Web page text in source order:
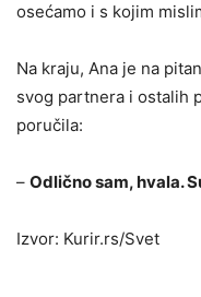
osećamo i s kojim
Na kraju, Ana je na
svog partnera i ostalih
poručila:
– Odlično sam, hvala.
Izvor: Kurir.rs/Svet